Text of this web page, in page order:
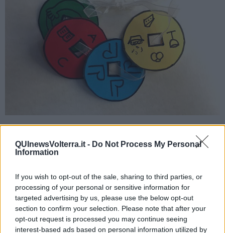
QUInewsVolterra.it - Do Not Process My Personal
Information
If you wish to opt-out of the sale, sharing to third parties, or
processing of your personal or sensitive information for
targeted advertising by us, please use the below opt-out
section to confirm your selection. Please note that after your
opt-out request is processed you may continue seeing
interest-based ads based on personal information utilized by
Per iniziare il gioco sarà sufficiente associare ad una stringa una
particolare persona a cui vogliamo bene ma che per le tante ragioni
di questo momento storico non possiamo vedere e inserire, di
giorno in giorno - ogni volta che ne sentiamo la mancanza, che
corrisponde alla particolare cosa che faremo con lei non appena
sarà possibile: un abbraccio, una passeggiata, una cena, un
meraviglioso racconto. La moneta potrà essere utilizzata anche nel
corso di una videochiamata e costituirà un potente promemoria per
il presente e per il futuro, non appena potrà essere “spesa” con
tutta la sua forza sentimentale. Utilizzare le monete sentimentali di